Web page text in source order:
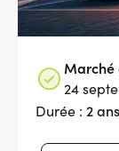
24
Durée : 2